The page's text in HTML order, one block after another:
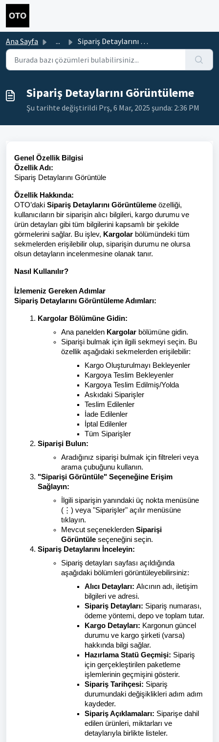
Ana içeriğe geç
Ana Sayfa ... Sipariş Detaylarını Görüntüleme
Sipariş Detaylarını Görüntüleme
Şu tarihte değiştirildi Prş, 6 Mar, 2025 şunda: 2:36 PM
Genel Özellik Bilgisi
Özellik Adı:
Sipariş Detaylarını Görüntüle
Özellik Hakkında:
OTO’daki Sipariş Detaylarını Görüntüleme özelliği,
kullanıcıların bir siparişin alıcı bilgileri, kargo durumu ve
ürün detayları gibi tüm bilgilerini kapsamlı bir şekilde
görmelerini sağlar. Bu işlev, Kargolar bölümündeki tüm
sekmelerden erişilebilir olup, siparişin durumu ne olursa
olsun detayların incelenmesine olanak tanır.
Nasıl Kullanılır?
İzlemeniz Gereken Adımlar
Sipariş Detaylarını Görüntüleme Adımları:
Kargolar Bölümüne Gidin:
Ana panelden Kargolar bölümüne gidin.
Siparişi bulmak için ilgili sekmeyi seçin. Bu
özellik aşağıdaki sekmelerden erişilebilir:
Kargo Oluşturulmayı Bekleyenler
Kargoya Teslim Bekleyenler
Kargoya Teslim Edilmiş/Yolda
Askıdaki Siparişler
Teslim Edilenler
İade Edilenler
İptal Edilenler
Tüm Siparişler
Siparişi Bulun:
Aradığınız siparişi bulmak için filtreleri veya
arama çubuğunu kullanın.
"Siparişi Görüntüle" Seçeneğine Erişim
Sağlayın:
İlgili siparişin yanındaki üç nokta menüsüne
(⋮) veya "Siparişler" açılır menüsüne
tıklayın.
Mevcut seçeneklerden Siparişi
Görüntüle seçeneğini seçin.
Sipariş Detaylarını İnceleyin:
Sipariş detayları sayfası açıldığında
aşağıdaki bölümleri görüntüleyebilirsiniz:
Alıcı Detayları: Alıcının adı, iletişim
bilgileri ve adresi.
Sipariş Detayları: Sipariş numarası,
ödeme yöntemi, depo ve toplam tutar.
Kargo Detayları: Kargonun güncel
durumu ve kargo şirketi (varsa)
hakkında bilgi sağlar.
Hazırlama Statü Geçmişi: Sipariş
için gerçekleştirilen paketleme
işlemlerinin geçmişini gösterir.
Sipariş Tarihçesi: Sipariş
durumundaki değişiklikleri adım adım
kaydeder.
Sipariş Açıklamaları: Siparişe dahil
edilen ürünleri, miktarları ve
detaylarıyla birlikte listeler.